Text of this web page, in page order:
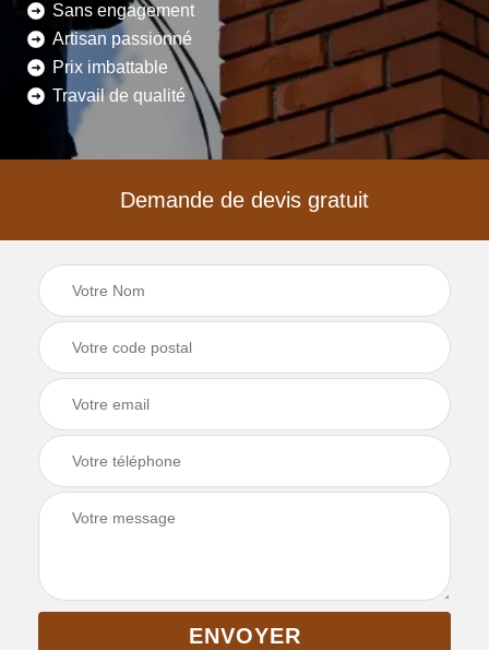
Sans engagement
Artisan passionné
Prix imbattable
Travail de qualité
Demande de devis gratuit